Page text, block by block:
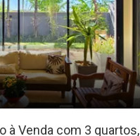
à Venda com 3 quartos,